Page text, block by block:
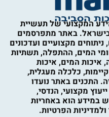
המקצועי של תעשיית
בישראל. באתר מתפרסמים
מקצועיים ועדכונים
המים, ההתפלה, תשתיות
איכות המים, איכות
כלכלה מעגלית,
התכנים באתר נועדו
מקצועי, הנדסי,
במידע הוא באחריות
הפרטיות.